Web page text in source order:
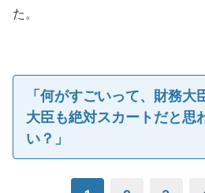
た。
「何がすごいって、財務大
大臣も絶対スカートだと思
い？」